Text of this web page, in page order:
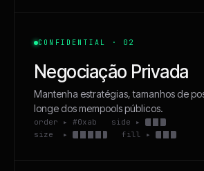
CONFIDENTIAL · 02
Negociação Privada
Mantenha estratégias, tamanhos de
longe dos mempools públicos.
order ▸ #0xab side ▸
size ▸
fill ▸